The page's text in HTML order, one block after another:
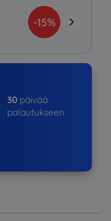
-15%
30 päivää
palautukseen